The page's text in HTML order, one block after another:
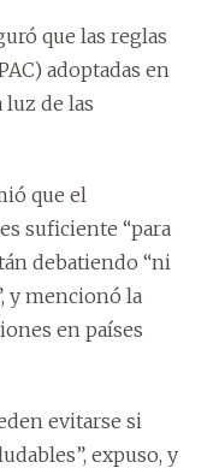
que las reglas
adoptadas en
luz de las
que el
suficiente “para
debatiendo “ni
y mencionó la
en países
evitarse si
expuso, y